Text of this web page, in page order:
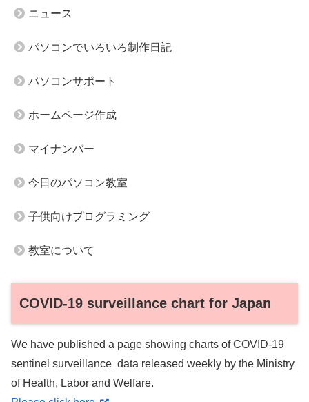
ニュース
パソコンでいろいろ制作日記
パソコンサポート
ホームページ作成
マイナンバー
今日のパソコン教室
子供向けプログラミング
教室について
COVID-19 surveillance chart for Japan
We have published a page showing charts of COVID-19
sentinel surveillance data released weekly by the Ministry
of Health, Labor and Welfare.